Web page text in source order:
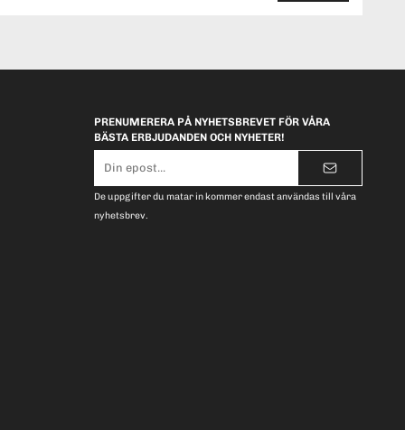
PRENUMERERA PÅ NYHETSBREVET FÖR VÅRA
BÄSTA ERBJUDANDEN OCH NYHETER!
postadress
De uppgifter du matar in kommer endast användas till våra
nyhetsbrev.